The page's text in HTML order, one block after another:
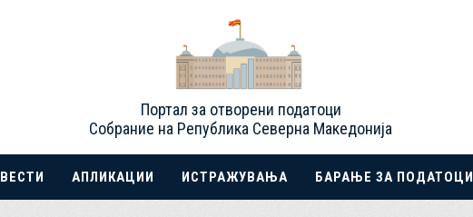
Портал за отворени податоци
Собрание на Република Северна Македонија
ВЕСТИ АПЛИКАЦИИ ИСТРАЖУВАЊА БАРАЊЕ ЗА ПОДАТОЦИ